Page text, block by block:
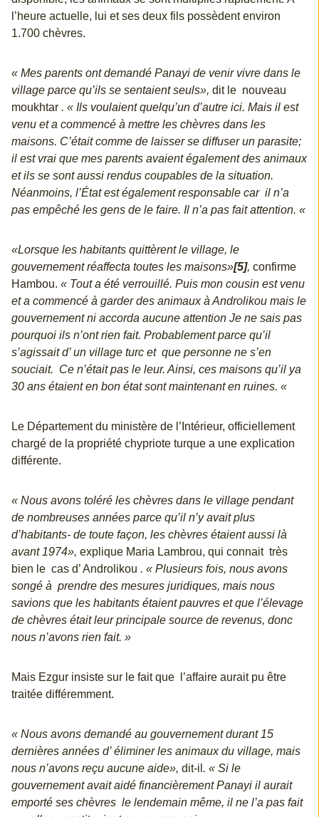
l’heure actuelle, lui et ses deux fils possèdent environ
1.700 chèvres.
« Mes parents ont demandé Panayi de venir vivre dans le
village parce qu’ils se sentaient seuls», dit le nouveau
moukhtar . « Ils voulaient quelqu’un d’autre ici. Mais il est
venu et a commencé à mettre les chèvres dans les
maisons. C’était comme de laisser se diffuser un parasite;
il est vrai que mes parents avaient également des animaux
et ils se sont aussi rendus coupables de la situation.
Néanmoins, l’État est également responsable car il n’a
pas empêché les gens de le faire. Il n’a pas fait attention. «
«Lorsque les habitants quittèrent le village, le
gouvernement réaffecta toutes les maisons»[5], confirme
Hambou. « Tout a été verrouillé. Puis mon cousin est venu
et a commencé à garder des animaux à Androlikou mais le
gouvernement ni accorda aucune attention Je ne sais pas
pourquoi ils n’ont rien fait. Probablement parce qu’il
s’agissait d’ un village turc et que personne ne s’en
souciait. Ce n’était pas le leur. Ainsi, ces maisons qu’il ya
30 ans étaient en bon état sont maintenant en ruines. «
Le Département du ministère de l’Intérieur, officiellement
chargé de la propriété chypriote turque a une explication
différente.
« Nous avons toléré les chèvres dans le village pendant
de nombreuses années parce qu’il n’y avait plus
d’habitants- de toute façon, les chèvres étaient aussi là
avant 1974», explique Maria Lambrou, qui connait très
bien le cas d’ Androlikou . « Plusieurs fois, nous avons
songé à prendre des mesures juridiques, mais nous
savions que les habitants étaient pauvres et que l’élevage
de chèvres était leur principale source de revenus, donc
nous n’avons rien fait. »
Mais Ezgur insiste sur le fait que l’affaire aurait pu être
traitée différemment.
« Nous avons demandé au gouvernement durant 15
dernières années d’ éliminer les animaux du village, mais
nous n’avons reçu aucune aide», dit-il . « Si le
gouvernement avait aidé financièrement Panayi il aurait
emporté ses chèvres le lendemain même, il ne l’a pas fait